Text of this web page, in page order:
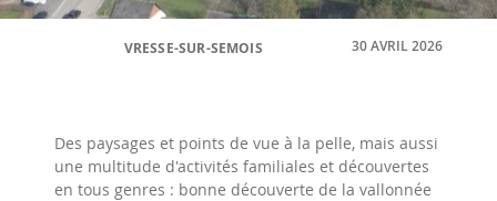
VRESSE-SUR-SEMOIS 30 AVRIL 2026
Des paysages et points de vue à la pelle, mais aussi
une multitude d'activités familiales et découvertes
en tous genres : bonne découverte de la vallonnée